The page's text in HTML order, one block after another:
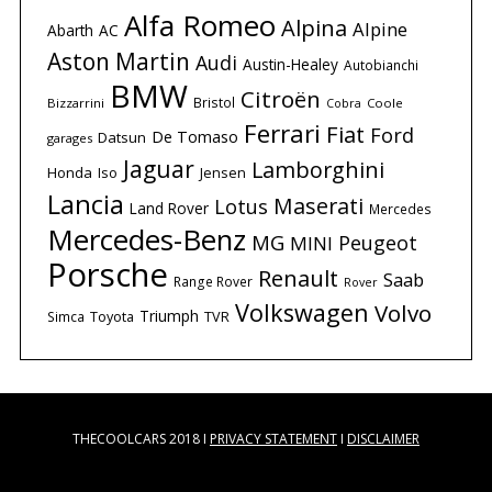
Abarth AC Alfa Romeo Alpina Alpine
Aston Martin Audi Austin-Healey Autobianchi
Bizzarrini BMW Bristol Citroën Cobra Coole
garages Datsun De Tomaso Ferrari Fiat Ford
Honda Iso Jaguar Jensen Lamborghini
Lancia Land Rover Lotus Maserati Mercedes
Mercedes-Benz MG MINI Peugeot
Porsche Range Rover Renault Rover Saab
Simca Toyota Triumph TVR Volkswagen Volvo
THECOOLCARS 2018 I PRIVACY STATEMENTI DISCLAIMER